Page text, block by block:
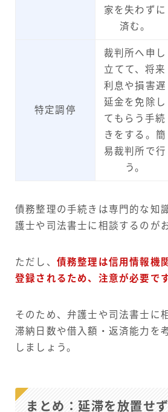
家を失わずに
済む。
特定調停
裁判所へ申し
立てて、将来
利息や損害遅
延金を免除し
てもらう手続
きをする。簡
易裁判所で行
う。
債務整理の手続きは専門的な知
護士や司法書士に相談するのが
ただし、 債務整理は信用情報機
登録されるため、注意が必要です
そのため、弁護士や司法書士に
滞納日数や借入額・返済能力を
しましょう。
まとめ：延滞を放置せ